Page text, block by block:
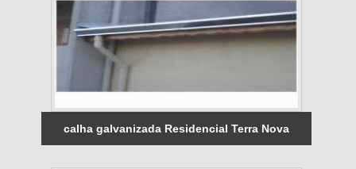
calha galvanizada Residencial Terra Nova